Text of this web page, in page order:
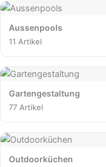
Aussenpools
11 Artikel
Gartengestaltung
77 Artikel
Outdoorküchen